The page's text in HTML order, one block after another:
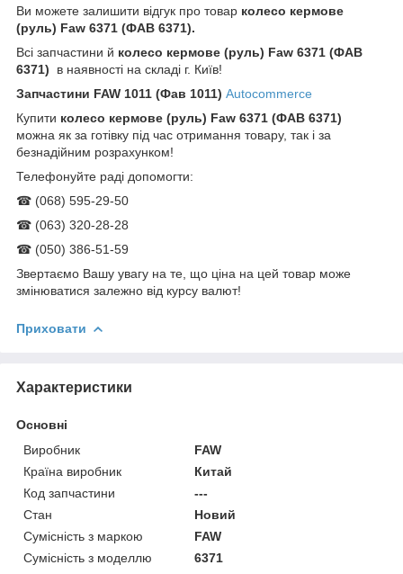
Ви можете залишити відгук про товар колесо кермове
(руль) Faw 6371 (ФАВ 6371).
Всі запчастини й колесо кермове (руль) Faw 6371 (ФАВ
6371) в наявності на складі г. Київ!
Запчастини FAW 1011 (Фав 1011) Autocommerce
Купити колесо кермове (руль) Faw 6371 (ФАВ 6371)
можна як за готівку під час отримання товару, так і за
безнадійним розрахунком!
Телефонуйте раді допомогти:
☎ (068) 595-29-50
☎ (063) 320-28-28
☎ (050) 386-51-59
Звертаємо Вашу увагу на те, що ціна на цей товар може
змінюватися залежно від курсу валют!
Приховати
Характеристики
Основні
Виробник
FAW
Країна виробник
Китай
Код запчастини
---
Стан
Новий
Сумісність з маркою
FAW
Сумісність з моделлю
6371